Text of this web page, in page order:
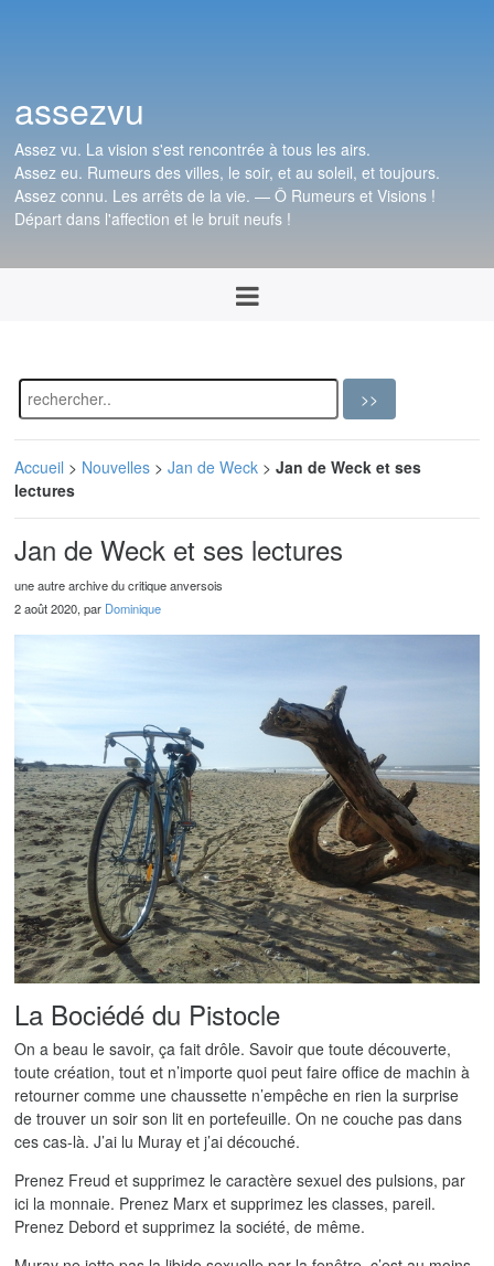
assezvu
Assez vu. La vision s'est rencontrée à tous les airs.
Assez eu. Rumeurs des villes, le soir, et au soleil, et toujours.
Assez connu. Les arrêts de la vie. — Ô Rumeurs et Visions !
Départ dans l'affection et le bruit neufs !
Accueil > Nouvelles >Jan de Weck >Jan de Weck et ses
lectures
Jan de Weck et ses lectures
une autre archive du critique anversois
2 août 2020, par Dominique
La Bociédé du Pistocle
On a beau le savoir, ça fait drôle. Savoir que toute découverte,
toute création, tout et n’importe quoi peut faire office de machin à
retourner comme une chaussette n’empêche en rien la surprise
de trouver un soir son lit en portefeuille. On ne couche pas dans
ces cas-là. J’ai lu Muray et j’ai découché.
Prenez Freud et supprimez le caractère sexuel des pulsions, par
ici la monnaie. Prenez Marx et supprimez les classes, pareil.
Prenez Debord et supprimez la société, de même.